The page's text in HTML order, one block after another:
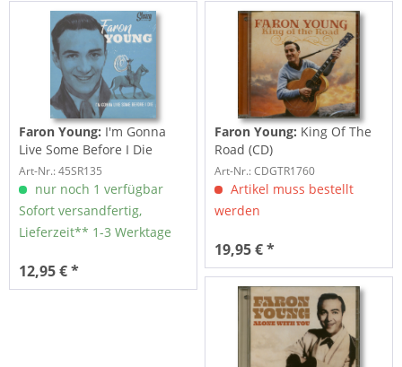
Faron Young: I'm Gonna
Live Some Before I Die
(7inch, 45rpm,...
Art-Nr.: 45SR135
nur noch 1 verfügbar
Sofort versandfertig,
Lieferzeit** 1-3 Werktage
12,95 € *
Faron Young: King Of The
Road (CD)
Art-Nr.: CDGTR1760
Artikel muss bestellt
werden
19,95 € *